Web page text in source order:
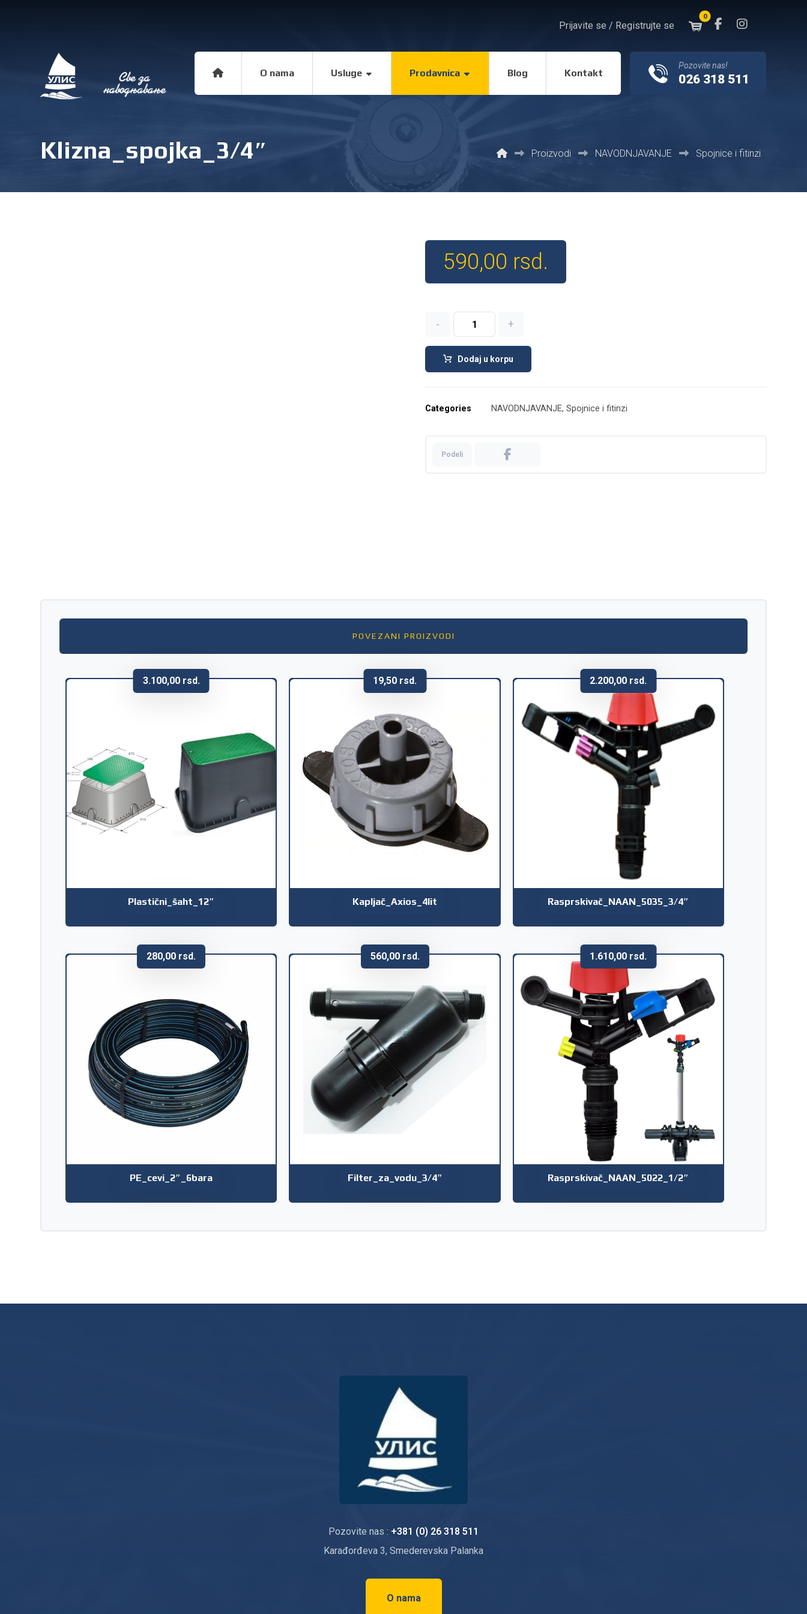
Prijavite se / Registrujte se
Pozovite nas!
026 318 511
O nama Usluge Prodavnica Blog Kontakt
Klizna_spojka_3/4″ Proizvodi NAVODNJAVANJE Spojnice i fitinzi
590,00 rsd.
- +
Dodaj u korpu
Categories NAVODNJAVANJE,Spojnice i fitinzi
POVEZANI PROIZVODI
Plastični_šaht_12″
3.100,00 rsd.
Kapljač_Axios_4lit
19,50 rsd.
Rasprskivač_NAAN_5035_3/4″
2.200,00 rsd.
PE_cevi_2″_6bara
280,00 rsd.
Filter_za_vodu_3/4″
560,00 rsd.
Rasprskivač_NAAN_5022_1/2″
1.610,00 rsd.
Pozovite nas : +381 (0) 26 318 511
Karađorđeva 3, Smederevska Palanka
O nama